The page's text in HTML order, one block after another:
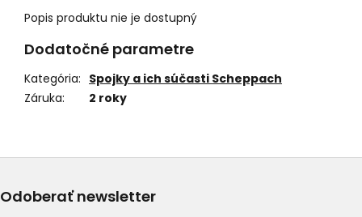
Popis produktu nie je dostupný
Dodatočné parametre
Kategória: Spojky a ich súčasti Scheppach
Záruka: 2 roky
Odoberať newsletter